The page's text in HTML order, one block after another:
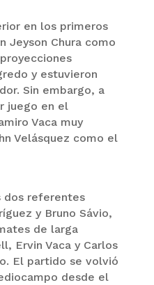
en los primeros
Jeyson Chura como
y estuvieron
Sin embargo, a
juego en el
Vaca muy
Velásquez como el
dos referentes
y Bruno Sávio,
de larga
Ervin Vaca y Carlos
El partido se volvió
desde el